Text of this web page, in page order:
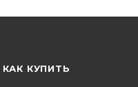
КАК КУПИТЬ